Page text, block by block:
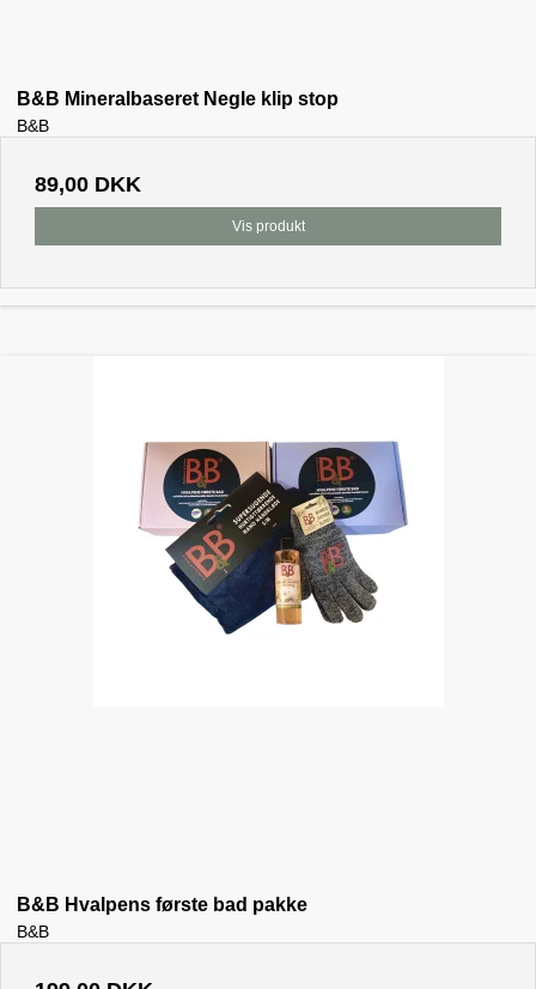
B&B Mineralbaseret Negle klip stop
B&B
89,00 DKK
Vis produkt
B&B Hvalpens første bad pakke
B&B